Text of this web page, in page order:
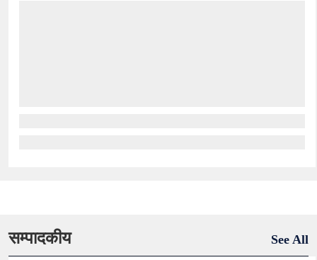
सम्पादकीय See All